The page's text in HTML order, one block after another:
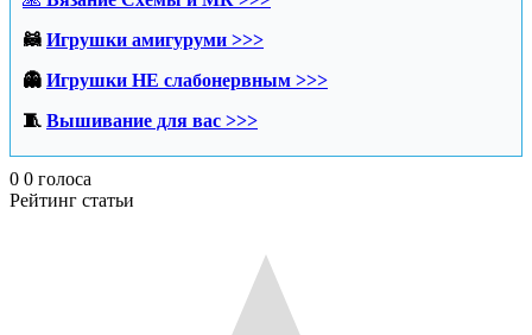
🦝 Игрушки амигуруми >>>
👻 Игрушки НЕ слабонервным >>>
🧵 Вышивание для вас >>>
0 0 голоса
Рейтинг статьи